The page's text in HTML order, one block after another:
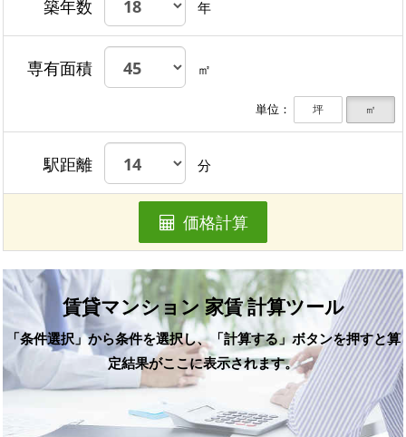
築年数 年
専有面積 ㎡
単位： 坪 ㎡
駅距離 分
価格計算
賃貸マンション 家賃 計算ツール
「条件選択」から条件を選択し、「計算する」ボタンを押すと算
定結果がここに表示されます。